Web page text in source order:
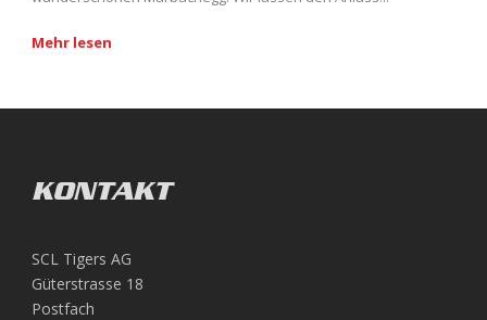
Mehr lesen
KONTAKT
SCL Tigers AG
Güterstrasse 18
Postfach